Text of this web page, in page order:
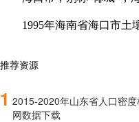
1995年海南省海口市土
推荐资源
1 2015-2020年山东省人口密
网数据下载